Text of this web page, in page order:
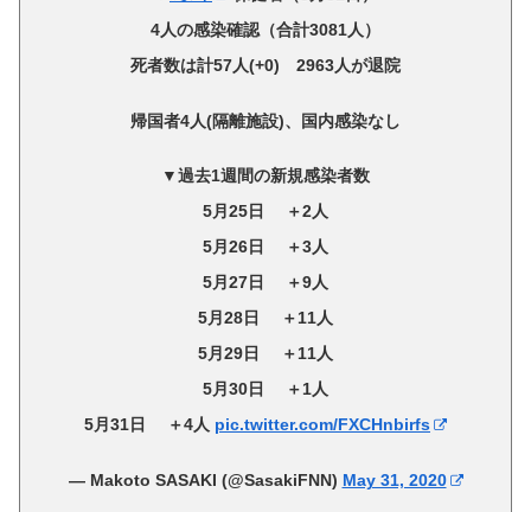
4人の感染確認（合計3081人）
死者数は計57人(+0) 2963人が退院
帰国者4人(隔離施設)、国内感染なし
▼過去1週間の新規感染者数
5月25日 ＋2人
5月26日 ＋3人
5月27日 ＋9人
5月28日 ＋11人
5月29日 ＋11人
5月30日 ＋1人
5月31日 ＋4人 pic.twitter.com/FXCHnbirfs
— Makoto SASAKI (@SasakiFNN) May 31, 2020